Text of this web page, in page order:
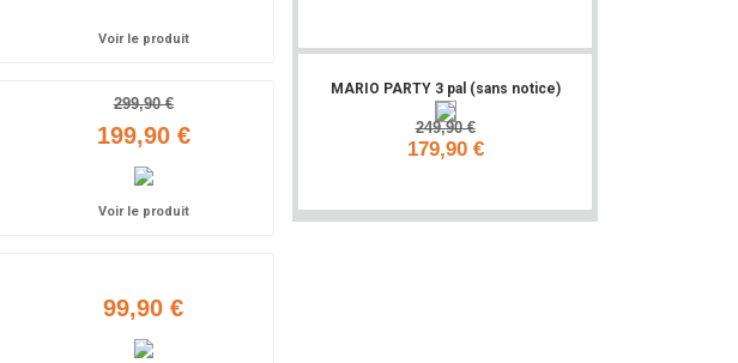
Voir le produit
299,90 €
199,90 €
Voir le produit
99,90 €
MARIO PARTY 3 pal (sans notice)
249,90 €
179,90 €